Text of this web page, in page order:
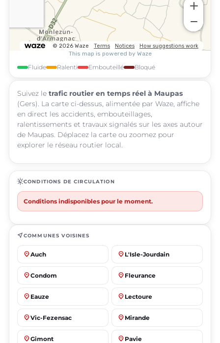
Fluide Ralenti Embouteillé Bloqué
Suivez le trafic routier en temps réel à Maupas
(Gers). La carte ci-dessus, alimentée par Waze, affiche
en direct les accidents, embouteillages,
ralentissements et travaux signalés sur les axes autour
de Maupas. Déplacez la carte ou zoomez pour
explorer le réseau routier local.
routineCONDITIONS DE CIRCULATION
Conditions indisponibles pour le moment.
near_meCOMMUNES VOISINES
place Auch place L'Isle-Jourdain
place Condom place Fleurance
place Eauze place Lectoure
place Vic-Fezensac place Mirande
place Gimont place Pavie